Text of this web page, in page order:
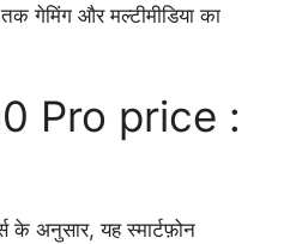
गेमिंग और मल्टीमीडिया का
Pro price :
के अनुसार, यह स्मार्टफ़ोन